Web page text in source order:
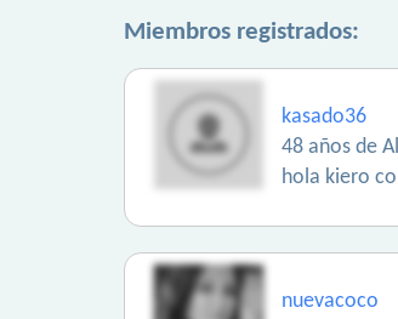
Miembros registrados:
kasado36
48 años de
hola kiero
nuevacoco